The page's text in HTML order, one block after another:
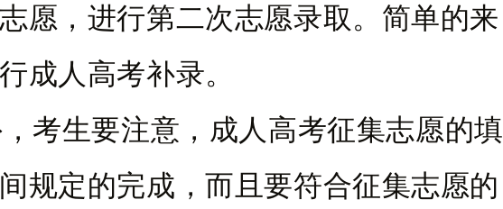
愿，进行第二次志愿录取。简单的来
成人高考补录。
生要注意，成人高考征集志愿的填
规定的完成，而且要符合征集志愿的